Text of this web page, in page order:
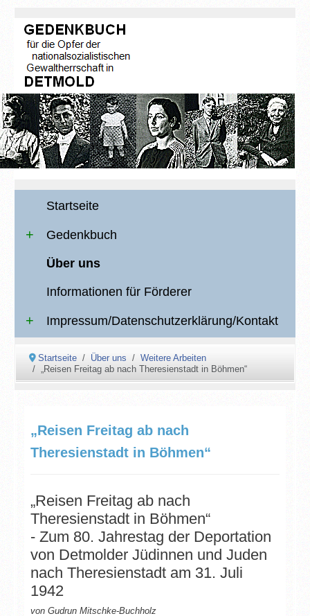
Startseite
Gedenkbuch
Über uns
Informationen für Förderer
Impressum/Datenschutzerklärung/Kontakt
Startseite Über uns
Weitere Arbeiten
„Reisen Freitag ab nach Theresienstadt in Böhmen“
„Reisen Freitag ab nach
Theresienstadt in Böhmen“
„Reisen Freitag ab nach
Theresienstadt in Böhmen“
- Zum 80. Jahrestag der Deportation
von Detmolder Jüdinnen und Juden
nach Theresienstadt am 31. Juli
1942
von Gudrun Mitschke-Buchholz